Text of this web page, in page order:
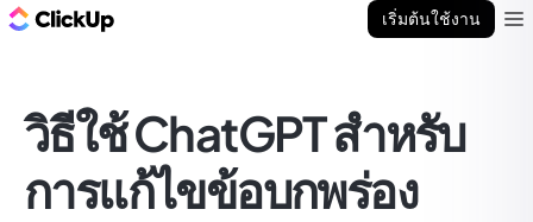
เริ่มต้นใช้งาน
วิธีใช้ ChatGPT สำหรับ
การแก้ไขข้อบกพร่อง